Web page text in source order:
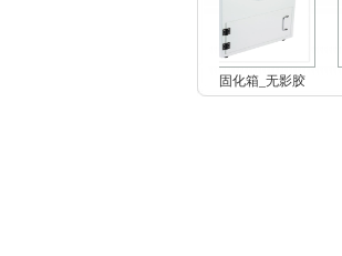
开门式uvled固化箱_无影胶